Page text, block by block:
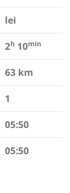
lei
2h 10min
63 km
1
05:50
05:50